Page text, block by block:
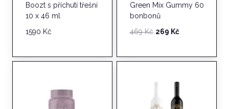
Boozt s příchutí třešní
10 x 46 ml
1590 Kč
Green Mix Gummy 60
bonbonů
469Kč Původní
269 KčAktuální